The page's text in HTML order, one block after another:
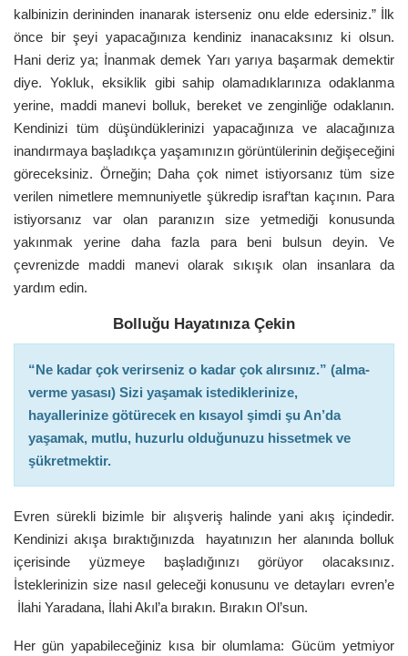
kalbinizin derininden inanarak isterseniz onu elde edersiniz.” İlk
önce bir şeyi yapacağınıza kendiniz inanacaksınız ki olsun.
Hani deriz ya; İnanmak demek Yarı yarıya başarmak demektir
diye. Yokluk, eksiklik gibi sahip olamadıklarınıza odaklanma
yerine, maddi manevi bolluk, bereket ve zenginliğe odaklanın.
Kendinizi tüm düşündüklerinizi yapacağınıza ve alacağınıza
inandırmaya başladıkça yaşamınızın görüntülerinin değişeceğini
göreceksiniz. Örneğin; Daha çok nimet istiyorsanız tüm size
verilen nimetlere memnuniyetle şükredip israf’tan kaçının. Para
istiyorsanız var olan paranızın size yetmediği konusunda
yakınmak yerine daha fazla para beni bulsun deyin. Ve
çevrenizde maddi manevi olarak sıkışık olan insanlara da
yardım edin.
Bolluğu Hayatınıza Çekin
“Ne kadar çok verirseniz o kadar çok alırsınız.” (alma-
verme yasası) Sizi yaşamak istediklerinize,
hayallerinize götürecek en kısayol şimdi şu An’da
yaşamak, mutlu, huzurlu olduğunuzu hissetmek ve
şükretmektir.
Evren sürekli bizimle bir alışveriş halinde yani akış içindedir.
Kendinizi akışa bıraktığınızda hayatınızın her alanında bolluk
içerisinde yüzmeye başladığınızı görüyor olacaksınız.
İsteklerinizin size nasıl geleceği konusunu ve detayları evren’e
İlahi Yaradana, İlahi Akıl’a bırakın. Bırakın Ol’sun.
Her gün yapabileceğiniz kısa bir olumlama: Gücüm yetmiyor